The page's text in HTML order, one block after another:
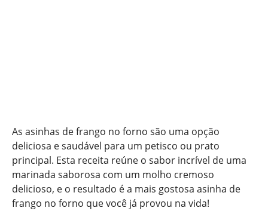
As asinhas de frango no forno são uma opção
deliciosa e saudável para um petisco ou prato
principal. Esta receita reúne o sabor incrível de uma
marinada saborosa com um molho cremoso
delicioso, e o resultado é a mais gostosa asinha de
frango no forno que você já provou na vida!